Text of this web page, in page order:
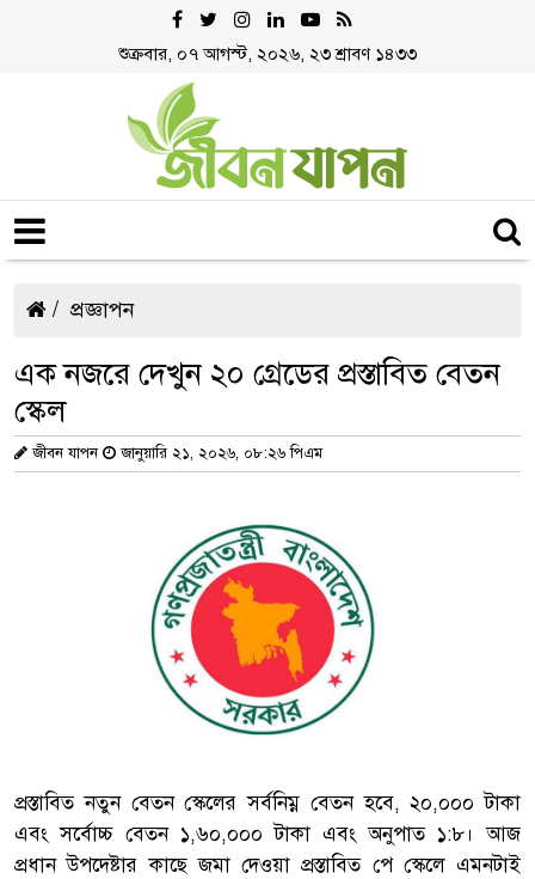
শুক্রবার, ০৭ আগস্ট, ২০২৬, ২৩ শ্রাবণ ১৪৩৩
প্রজ্ঞাপন
এক নজরে দেখুন ২০ গ্রেডের প্রস্তাবিত বেতন
স্কেল
জীবন যাপন জানুয়ারি ২১, ২০২৬, ০৮:২৬ পিএম
প্রস্তাবিত নতুন বেতন স্কেলের সর্বনিম্ন বেতন হবে, ২০,০০০ টাকা
এবং সর্বোচ্চ বেতন ১,৬০,০০০ টাকা এবং অনুপাত ১:৮। আজ
প্রধান উপদেষ্টার কাছে জমা দেওয়া প্রস্তাবিত পে স্কেলে এমনটাই